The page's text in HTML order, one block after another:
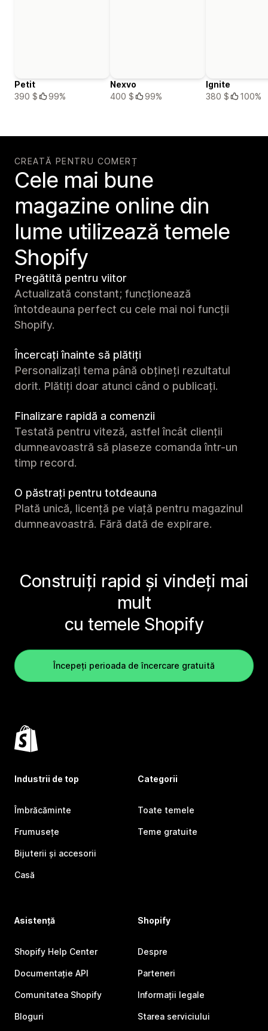
Petit
390 $
99%
Nexvo
400 $
99%
Ignite
380 $
100%
CREATĂ PENTRU COMERȚ
Cele mai bune
magazine online din
lume utilizează temele
Shopify
Pregătită pentru viitor
Actualizată constant; funcționează
întotdeauna perfect cu cele mai noi funcții
Shopify.
Încercați înainte să plătiți
Personalizați tema până obțineți rezultatul
dorit. Plătiți doar atunci când o publicați.
Finalizare rapidă a comenzii
Testată pentru viteză, astfel încât clienții
dumneavoastră să plaseze comanda într-un
timp record.
O păstrați pentru totdeauna
Plată unică, licență pe viață pentru magazinul
dumneavoastră. Fără dată de expirare.
Construiți rapid și vindeți mai
mult
cu temele Shopify
Începeți perioada de încercare gratuită
Industrii de top
Îmbrăcăminte
Frumusețe
Bijuterii și accesorii
Casă
Categorii
Toate temele
Teme gratuite
Asistență
Shopify Help Center
Documentație API
Comunitatea Shopify
Bloguri
Shopify
Despre
Parteneri
Informații legale
Starea serviciului